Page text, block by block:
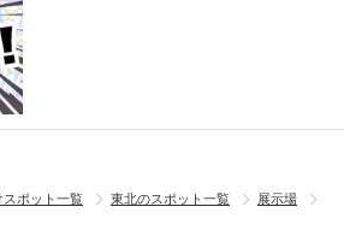
スポット一覧 東北のスポット一覧
展示場